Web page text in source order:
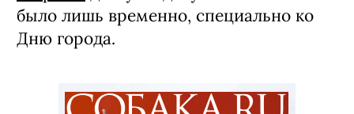
было лишь временно, специально ко
Дню города.